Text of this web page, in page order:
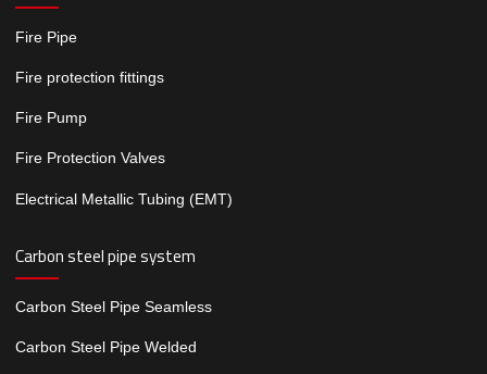
Fire Pipe
Fire protection fittings
Fire Pump
Fire Protection Valves
Electrical Metallic Tubing (EMT)
Carbon steel pipe system
Carbon Steel Pipe Seamless
Carbon Steel Pipe Welded